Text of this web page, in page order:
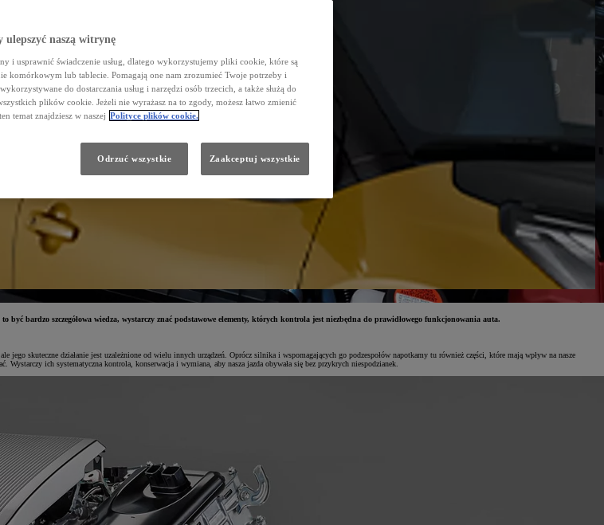
bardzo szczegółowa wiedza, wystarczy znać podstawowe elementy, których kontrola jest niezbędna do prawidłowego funkcjonowania auta.
skuteczne działanie jest uzależnione od wielu innych urządzeń. Oprócz silnika i wspomagających go podzespołów napotkamy tu również części, które mają wpływ na nasze
ich systematyczna kontrola, konserwacja i wymiana, aby nasza jazda obywała się bez przykrych niespodzianek.
naszą witrynę
i usprawnić świadczenie usług, dlatego wykorzystujemy pliki cookie, które są
komórkowym lub tablecie. Pomagają one nam zrozumieć Twoje potrzeby i
do dostarczania usług i narzędzi osób trzecich, a także służą do
plików cookie. Jeżeli nie wyrażasz na to zgody, możesz łatwo zmienić
temat znajdziesz w naszej Polityce plików cookie.
Odrzuć wszystkie Zaakceptuj wszystkie